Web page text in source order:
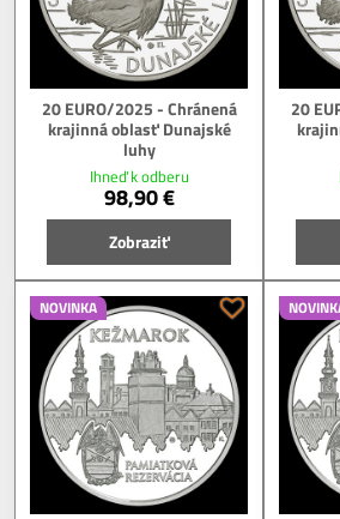
20 EURO/2025 - Chránená
krajinná oblasť Dunajské
luhy
Ihneď k odberu
98,90 €
Zobraziť
20
NOVINKA